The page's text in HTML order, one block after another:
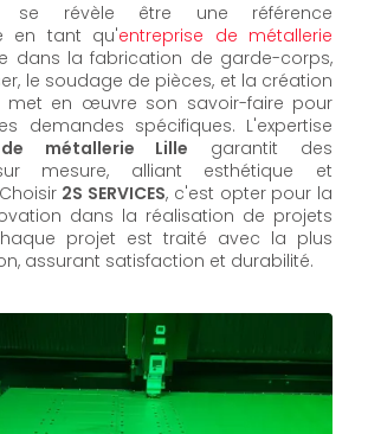
se révèle être une référence
en tant qu'entreprise de métallerie
dans la fabrication de garde-corps,
le soudage de pièces, et la création
met en œuvre son savoir-faire pour
demandes spécifiques. L'expertise
métallerie Lille garantit des
mesure, alliant esthétique et
2S SERVICES, c'est opter pour la
dans la réalisation de projets
projet est traité avec la plus
assurant satisfaction et durabilité.